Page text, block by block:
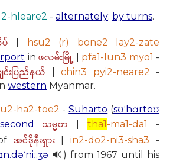
hleare2 - alternately; by turns.
hsu2 (r) bone2 lay2-zate
in ဖလမ်းမြို့ pfa1-lun3 myo1 -
င်းပြည်နယ် chin3 pyi2-neare2 -
western Myanmar.
ha2-toe2 -Suharto (sʊˈhɑrtoʊ
second သမ္မတ tha1-ma1-da1
-
အင်ဒိုနီးရှား|in2-do2-ni3-sha3 -
ˌɪn.dəˈniː.ʒə 🔊) from 1967 until his